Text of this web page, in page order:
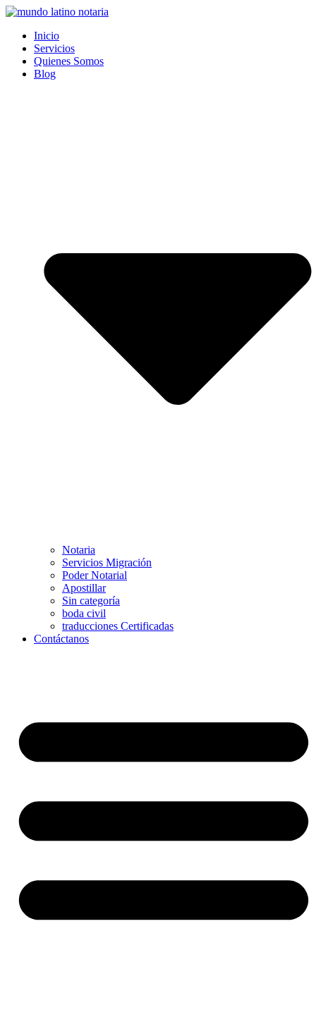
Saltar
contenido
Inicio
Servicios
Quienes Somos
Blog
Notaria
Servicios Migración
Poder Notarial
Apostillar
Sin categoría
boda civil
traducciones Certificadas
Contáctanos